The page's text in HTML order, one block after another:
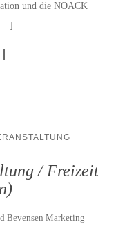
und die NOACK
[…]
/ Freizeit
Bevensen Marketing